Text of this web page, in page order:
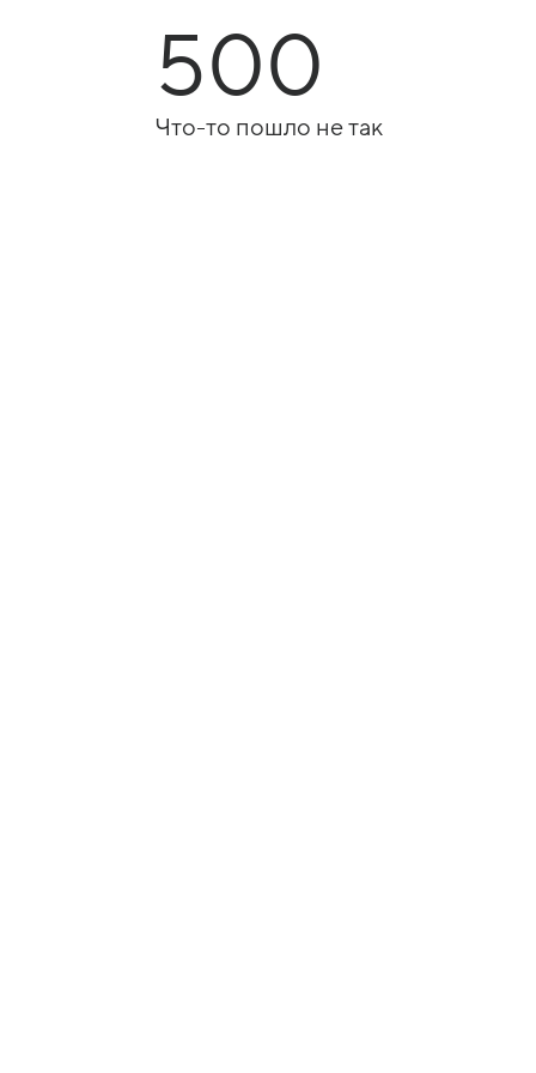
500
Что-то пошло не так